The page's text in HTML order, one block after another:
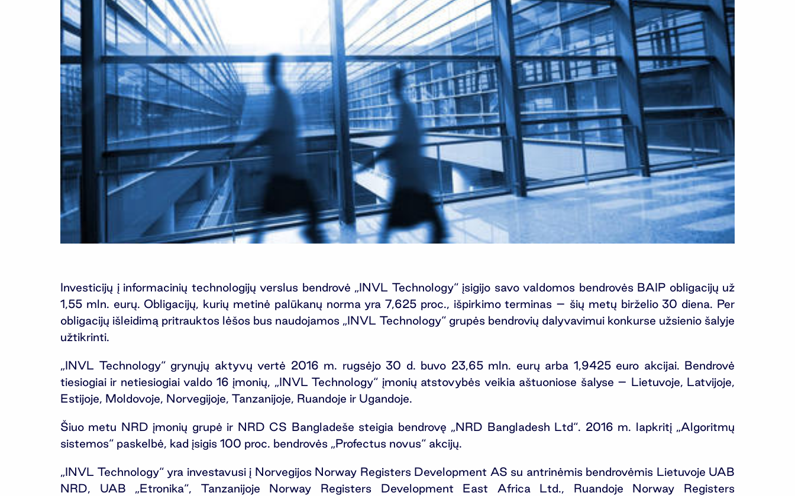
Investicijų į informacinių technologijų verslus bendrovė „INVL Technology“ įsigijo savo valdomos bendrovės BAIP obligacijų už
1,55 mln. eurų. Obligacijų, kurių metinė palūkanų norma yra 7,625 proc., išpirkimo terminas – šių metų birželio 30 diena. Per
obligacijų išleidimą pritrauktos lėšos bus naudojamos „INVL Technology“ grupės bendrovių dalyvavimui konkurse užsienio šalyje
užtikrinti.
„INVL Technology“ grynųjų aktyvų vertė 2016 m. rugsėjo 30 d. buvo 23,65 mln. eurų arba 1,9425 euro akcijai. Bendrovė
tiesiogiai ir netiesiogiai valdo 16 įmonių, „INVL Technology“ įmonių atstovybės veikia aštuoniose šalyse – Lietuvoje, Latvijoje,
Estijoje, Moldovoje, Norvegijoje, Tanzanijoje, Ruandoje ir Ugandoje.
Šiuo metu NRD įmonių grupė ir NRD CS Bangladeše steigia bendrovę „NRD Bangladesh Ltd“. 2016 m. lapkritį „Algoritmų
sistemos“ paskelbė, kad įsigis 100 proc. bendrovės „Profectus novus“ akcijų.
„INVL Technology“ yra investavusi į Norvegijos Norway Registers Development AS su antrinėmis bendrovėmis Lietuvoje UAB
NRD, UAB „Etronika“, Tanzanijoje Norway Registers Development East Africa Ltd., Ruandoje Norway Registers